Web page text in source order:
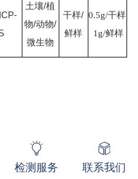
土壤/植
物/动物/
微生物
干样/
鲜样
0.5g/干样
1g/鲜样
检测服务 联系我们